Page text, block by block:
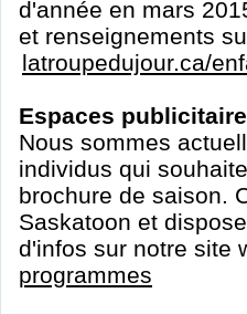
d'année en mars
et renseignements
latroupedujour.ca/
Espaces
Nous sommes
individus qui
brochure de saison.
Saskatoon et
d'infos sur notre site
programmes